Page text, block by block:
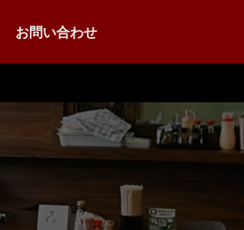
お問い合わせ